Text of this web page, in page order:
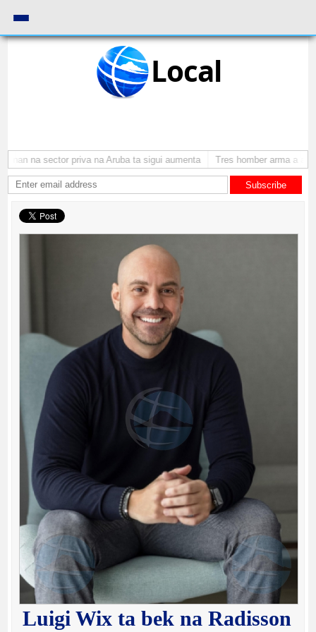
Local
na sector priva na Aruba ta sigui aumenta Tres homber arma a
Subscribe
Luigi Wix ta bek na Radisson